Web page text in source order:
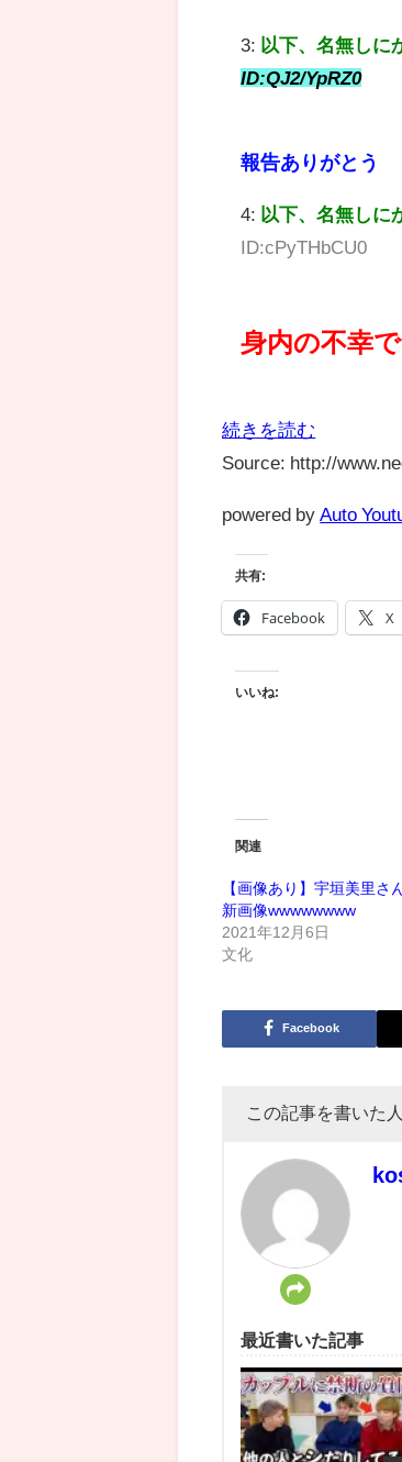
3: 以下、名無しに
ID:QJ2/YpRZ0
報告ありがとう
4: 以下、名無しに
ID:cPyTHbCU0
身内の不幸
続きを読む
Source: http://
powered by Auto
共有:
Facebook X
いいね:
関連
【画像あり】宇垣美里さ
新画像wwwwwwww
2021年12月6日
文化
Facebook
この記事を書いた人
最近書いた記事